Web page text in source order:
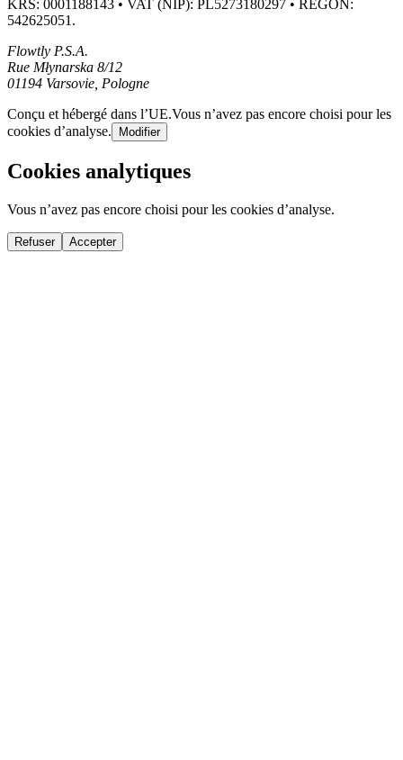
KRS: 0001188143 • VAT (NIP): PL5273180297 • REGON:
542625051.
Flowtly P.S.A.
Rue Młynarska 8/12
01194 Varsovie, Pologne
Conçu et hébergé dans l’UE.Vous n’avez pas encore choisi pour les
cookies d’analyse.
Modifier
Cookies analytiques
Vous n’avez pas encore choisi pour les cookies d’analyse.
Refuser Accepter